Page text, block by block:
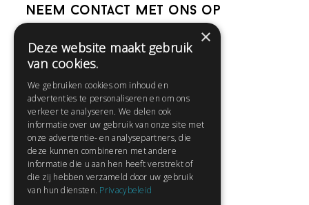
Neem contact met ons op
Help
Contact
Huisregels
Snel naar:
Gratis aanmelden
×
Deze website maakt gebruik
van cookies.
We gebruiken cookies om inhoud en
advertenties te personaliseren en om ons
verkeer te analyseren. We delen ook
informatie over uw gebruik van onze site met
onze advertentie- en analysepartners, die
deze kunnen combineren met andere
informatie die u aan hen heeft verstrekt of
die zij hebben verzameld door uw gebruik
van hun diensten. Privacybeleid